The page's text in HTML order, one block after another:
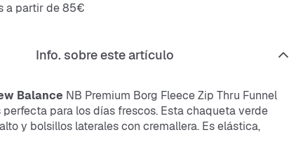
a partir de 85€
Info. sobre este artículo
Balance NB Premium Borg Fleece Zip Thru Funnel
perfecta para los días frescos. Esta chaqueta verde
y bolsillos laterales con cremallera. Es elástica,
de cuidar. El corte